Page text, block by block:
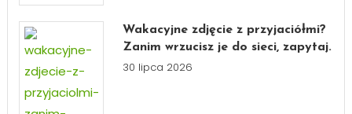
Wakacyjne zdjęcie z przyjaciółmi?
Zanim wrzucisz je do sieci, zapytaj.
30 lipca 2026